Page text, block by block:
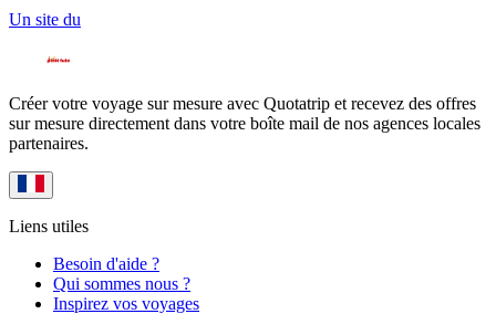
Un site du
Créer votre voyage sur mesure avec Quotatrip et recevez des offres
sur mesure directement dans votre boîte mail de nos agences locales
partenaires.
Liens utiles
Besoin d'aide ?
Qui sommes nous ?
Inspirez vos voyages